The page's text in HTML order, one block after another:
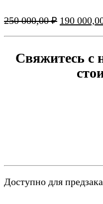
250 000,00₽
000,00 ₽.
190
Свяжитесь с
Доступно для